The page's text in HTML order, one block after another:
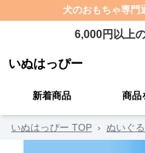
犬のおもちゃ専門
6,000円以上
いぬはっぴー
新着商品 商品
いぬはっぴー TOP › ぬいぐ